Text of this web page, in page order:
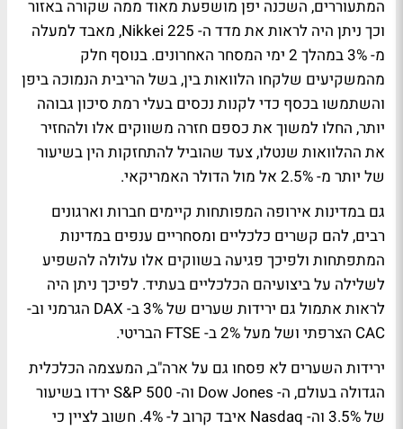
המתעוררים, השכנה יפן מושפעת מאוד ממה שקורה באזור
וכך ניתן היה לראות את מדד ה- Nikkei 225, מאבד למעלה
מ- 3% במהלך 2 ימי המסחר האחרונים. בנוסף חלק
מהמשקיעים שלקחו הלוואות בין, בשל הריבית הנמוכה ביפן
והשתמשו בכסף כדי לקנות נכסים בעלי רמת סיכון גבוהה
יותר, החלו למשוך את כספם חזרה משווקים אלו ולהחזיר
את ההלוואות שנטלו, צעד שהוביל להתחזקות הין בשיעור
של יותר מ- 2.5% אל מול הדולר האמריקאי.
גם במדינות אירופה המפותחות קיימים חברות וארגונים
רבים, להם קשרים כלכליים ומסחריים ענפים במדינות
המתפתחות ולפיכך פגיעה בשווקים אלו עלולה להשפיע
לשלילה על ביצועיהם הכלכליים בעתיד. לפיכך ניתן היה
לראות אתמול גם ירידות שערים של 3% ב- DAX הגרמני וב-
CAC הצרפתי ושל מעל 2% ב- FTSE הבריטי.
ירידות השערים לא פסחו גם על ארה"ב, המעצמה הכלכלית
הגדולה בעולם, ה- Dow Jones וה- S&P 500 ירדו בשיעור
של 3.5% וה- Nasdaq איבד קרוב ל- 4%. חשוב לציין כי